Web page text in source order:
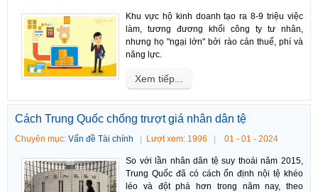
Khu vực hộ kinh doanh tạo ra 8-9 triệu việc
làm, tương đương khối công ty tư nhân,
nhưng họ "ngại lớn" bởi rào cản thuế, phí và
năng lực.
Xem tiếp...
Cách Trung Quốc chống trượt giá nhân dân tệ
Chuyên mục: Vấn đề Tài chính Lượt xem: 1996 01 - 01 - 2024
So với lần nhân dân tệ suy thoái năm 2015,
Trung Quốc đã có cách ổn định nội tệ khéo
léo và đột phá hơn trong năm nay, theo